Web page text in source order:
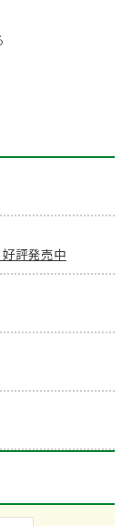
評発売中